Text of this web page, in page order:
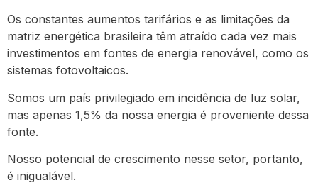
Os constantes aumentos tarifários e as limitações da
matriz energética brasileira têm atraído cada vez mais
investimentos em fontes de energia renovável, como os
sistemas fotovoltaicos.
Somos um país privilegiado em incidência de luz solar,
mas apenas 1,5% da nossa energia é proveniente dessa
fonte.
Nosso potencial de crescimento nesse setor, portanto,
é inigualável.